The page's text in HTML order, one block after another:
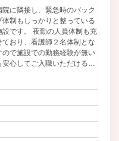
院に隣接し、緊急時のバック
体制もしっかりと整っている
設です。 夜勤の人員体制も充
ており、看護師２名体制とな
ので施設での勤務経験が無い
安心してご入職いただけるか